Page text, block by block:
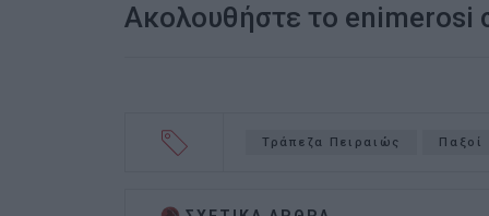
Ακολουθήστε το enimerosi
Τράπεζα Πειραιώς Παξοί